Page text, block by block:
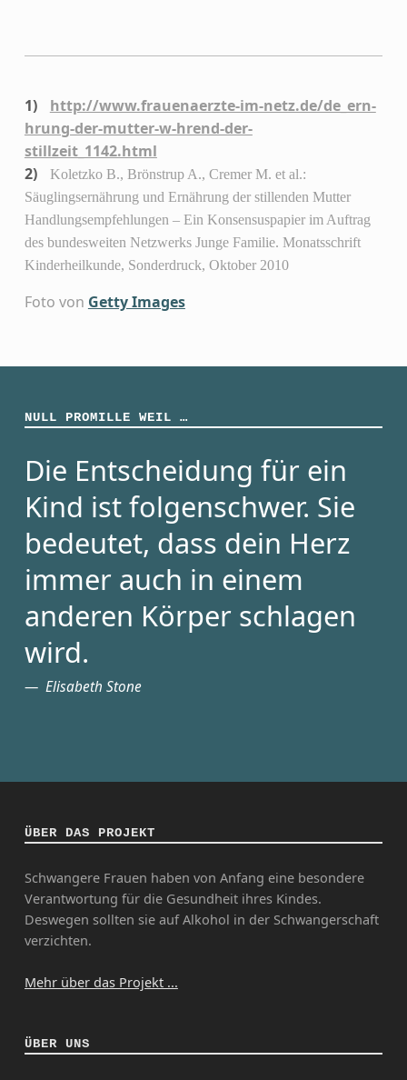
http://www.frauenaerzte-im-netz.de/de_ern-
hrung-der-mutter-w-hrend-der-
stillzeit_1142.html
Koletzko B., Brönstrup A., Cremer M. et al.:
Säuglingsernährung und Ernährung der stillenden Mutter
Handlungsempfehlungen – Ein Konsensuspapier im Auftrag
des bundesweiten Netzwerks Junge Familie. Monatsschrift
Kinderheilkunde, Sonderdruck, Oktober 2010
Foto von Getty Images
NULL PROMILLE WEIL …
Die Entscheidung für ein
Kind ist folgenschwer. Sie
bedeutet, dass dein Herz
immer auch in einem
anderen Körper schlagen
wird.
Elisabeth Stone
ÜBER DAS PROJEKT
Schwangere Frauen haben von Anfang eine besondere
Verantwortung für die Gesundheit ihres Kindes.
Deswegen sollten sie auf Alkohol in der Schwangerschaft
verzichten.
Mehr über das Projekt ...
ÜBER UNS